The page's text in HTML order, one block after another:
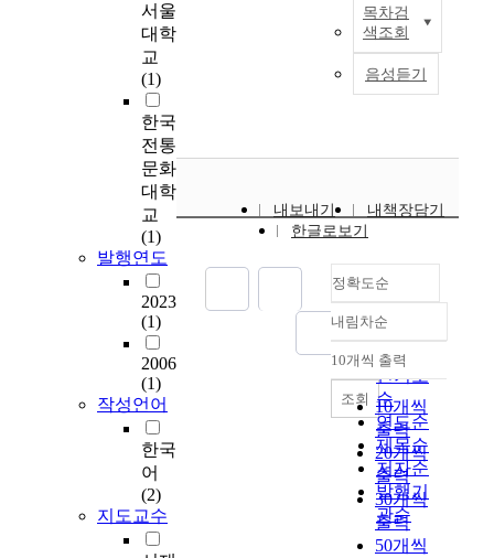
서울
대학
교
(1)
한국
전통
문화
대학
교
(1)
발행연도
2023
(1)
2006
(1)
작성언어
한국
어
(2)
지도교수
목차검
색조회
음성듣기
로
려
내보내기
내책장담기
한글로보기
정확도순
정확도
순
인기도
순
연도순
제목순
저자순
발행기
관순
내림차순
내림차순
10개씩 출력
10개씩
출력
20개씩
출력
30개씩
출력
50개씩
조회